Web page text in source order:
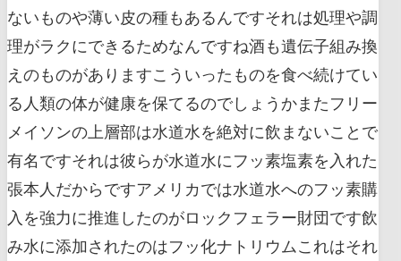
ないものや薄い皮の種もあるんですそれは処理や調
理がラクにできるためなんですね酒も遺伝子組み換
えのものがありますこういったものを食べ続けてい
る人類の体が健康を保てるのでしょうかまたフリー
メイソンの上層部は水道水を絶対に飲まないことで
有名ですそれは彼らが水道水にフッ素塩素を入れた
張本人だからですアメリカでは水道水へのフッ素購
入を強力に推進したのがロックフェラー財団です飲
み水に添加されたのはフッ化ナトリウムこれはそれ